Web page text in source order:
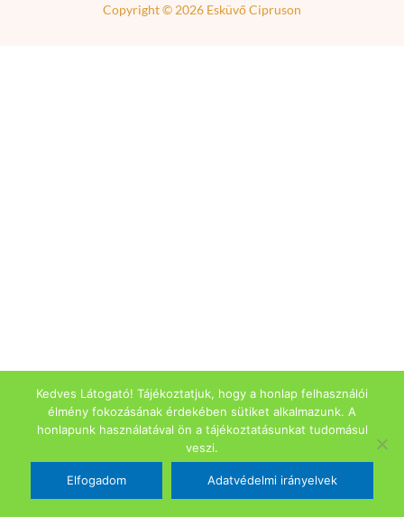
Copyright © 2026 Esküvő Cipruson
Kedves Látogató! Tájékoztatjuk, hogy a honlap felhasználói
élmény fokozásának érdekében sütiket alkalmazunk. A
honlapunk használatával ön a tájékoztatásunkat tudomásul
veszi.
Elfogadom Adatvédelmi irányelvek